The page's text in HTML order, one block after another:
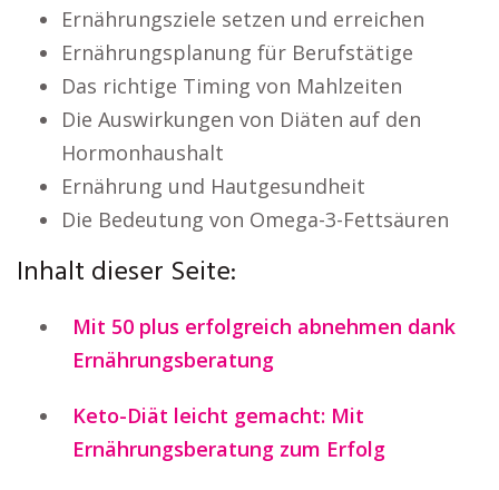
Ernährungsziele setzen und erreichen
Ernährungsplanung für Berufstätige
Das richtige Timing von Mahlzeiten
Die Auswirkungen von Diäten auf den
Hormonhaushalt
Ernährung und Hautgesundheit
Die Bedeutung von Omega-3-Fettsäuren
Inhalt dieser Seite:
Mit 50 plus erfolgreich abnehmen dank
Ernährungsberatung
Keto-Diät leicht gemacht: Mit
Ernährungsberatung zum Erfolg